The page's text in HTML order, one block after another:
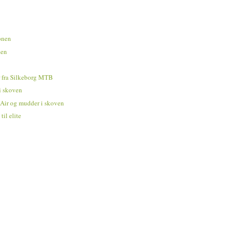
Silkeborg MTB
og mudder i skoven
til elite